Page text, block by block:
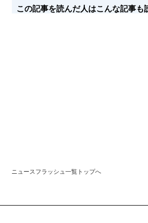
この記事を読んだ人はこんな記事も
ニュースフラッシュ一覧トップへ